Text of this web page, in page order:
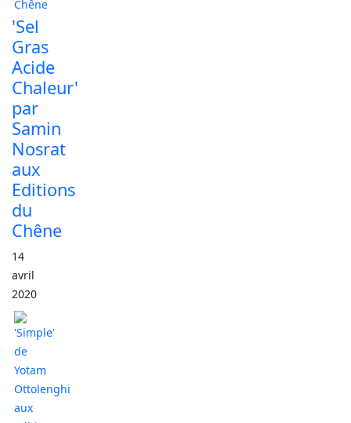
'Sel
Gras
Acide
Chaleur'
par
Samin
Nosrat
aux
Editions
du
Chêne
14
avril
2020